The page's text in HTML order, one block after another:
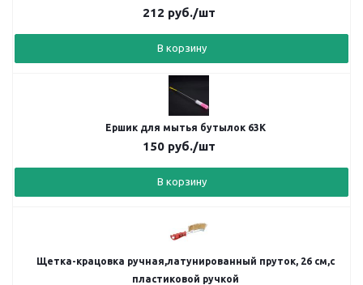
212 руб./шт
В корзину
Ершик для мытья бутылок 63K
150руб./шт
В корзину
Щетка-крацовка ручная,латунированный пруток, 26 см,с
пластиковой ручкой